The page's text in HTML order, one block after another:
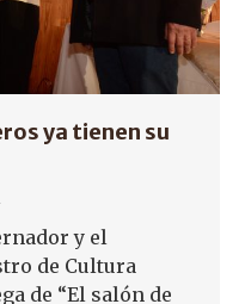
ya tienen su
y el
de Cultura
de “El salón de